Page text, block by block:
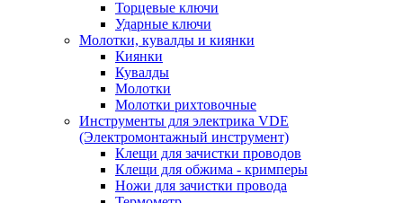
Торцевые ключи
Ударные ключи
Молотки, кувалды и киянки
Киянки
Кувалды
Молотки
Молотки рихтовочные
Инструменты для электрика VDE
(Электромонтажный инструмент)
Клещи для зачистки проводов
Клещи для обжима - кримперы
Ножи для зачистки провода